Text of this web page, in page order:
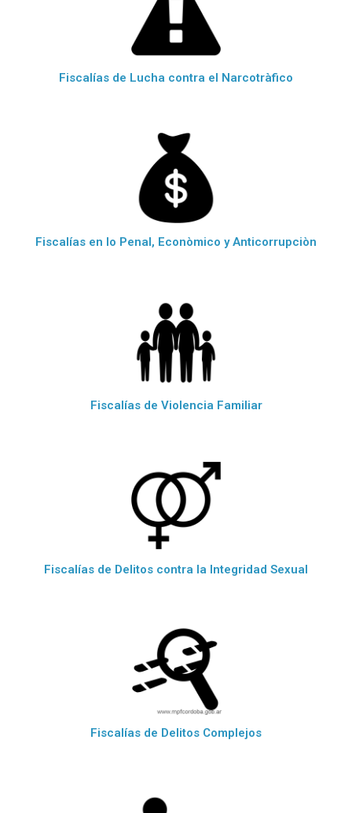
Fiscalías de Lucha contra el Narcotràfico
Fiscalías en lo Penal, Econòmico y Anticorrupciòn
Fiscalías de Violencia Familiar
Fiscalías de Delitos contra la Integridad Sexual
Fiscalías de Delitos Complejos